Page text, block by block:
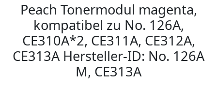
Peach Tonermodul magenta,
kompatibel zu No. 126A,
CE310A*2, CE311A, CE312A,
CE313A Hersteller-ID: No. 126A
M, CE313A